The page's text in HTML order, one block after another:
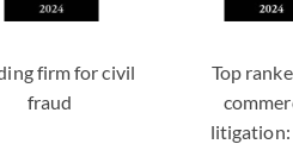
firm for civil
fraud
Top
litigation: